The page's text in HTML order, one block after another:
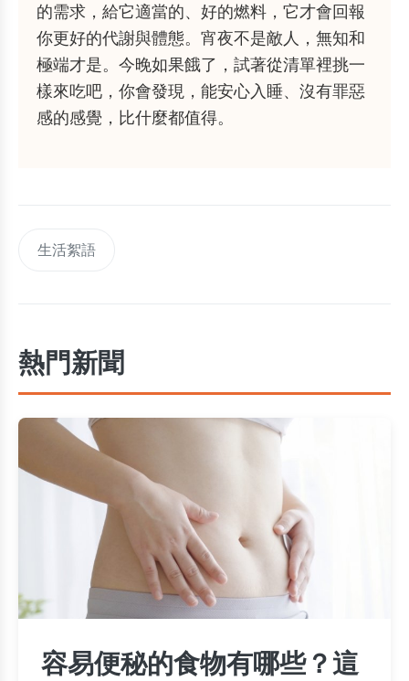
的需求，給它適當的、好的燃料，它才會回報
你更好的代謝與體態。宵夜不是敵人，無知和
極端才是。今晚如果餓了，試著從清單裡挑一
樣來吃吧，你會發現，能安心入睡、沒有罪惡
感的感覺，比什麼都值得。
生活絮語
熱門新聞
容易便秘的食物有哪些？這